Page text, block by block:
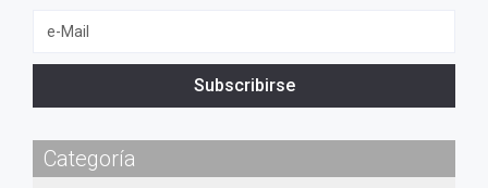
Subscribirse
Categoría